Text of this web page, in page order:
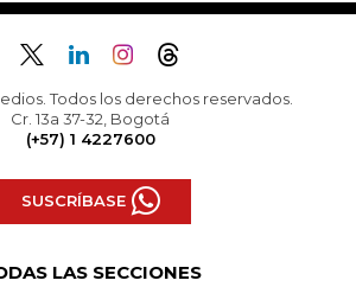
Todos los derechos reservados.
Cr. 13a 37-32, Bogotá
(+57) 1 4227600
SUSCRÍBASE
LAS SECCIONES